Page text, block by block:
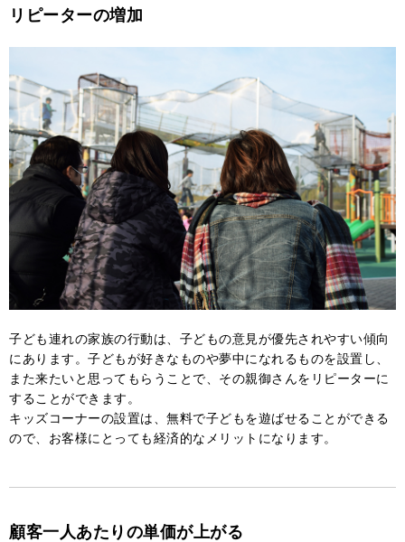
リピーターの増加
子ども連れの家族の行動は、子どもの意見が優先されやすい傾向
にあります。子どもが好きなものや夢中になれるものを設置し、
また来たいと思ってもらうことで、その親御さんをリピーターに
することができます。
キッズコーナーの設置は、無料で子どもを遊ばせることができる
ので、お客様にとっても経済的なメリットになります。
顧客一人あたりの単価が上がる